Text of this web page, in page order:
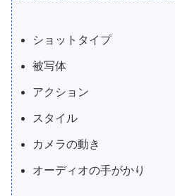
ショットタイプ
被写体
アクション
スタイル
カメラの動き
オーディオの手がかり